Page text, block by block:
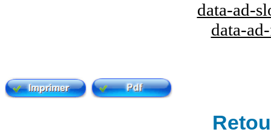
data-ad-
data-